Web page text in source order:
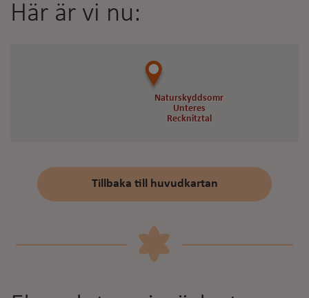
Här är vi nu:
Naturskyddsområde
Unteres
Recknitztal
Naturskyddsområde
Unteres
Recknitztal
Tillbaka till huvudkartan